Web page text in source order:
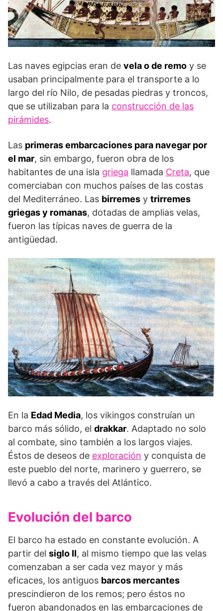
Las naves egipcias eran de vela o de remo y se
usaban principalmente para el transporte a lo
largo del río Nilo, de pesadas piedras y troncos,
que se utilizaban para la construcción de las
pirámides.
Las primeras embarcaciones para navegar por
el mar, sin embargo, fueron obra de los
habitantes de una isla griega llamada Creta, que
comerciaban con muchos países de las costas
del Mediterráneo. Las birremes y trirremes
griegas y romanas, dotadas de amplias velas,
fueron las típicas naves de guerra de la
antigüedad.
En la Edad Media, los vikingos construían un
barco más sólido, el drakkar. Adaptado no solo
al combate, sino también a los largos viajes.
Éstos de deseos de exploración y conquista de
este pueblo del norte, marinero y guerrero, se
llevó a cabo a través del Atlántico.
Evolución del barco
El barco ha estado en constante evolución. A
partir del siglo II, al mismo tiempo que las velas
comenzaban a ser cada vez mayor y más
eficaces, los antiguos barcos mercantes
prescindieron de los remos; pero éstos no
fueron abandonados en las embarcaciones de